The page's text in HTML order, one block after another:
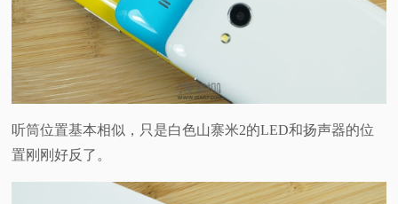
听筒位置基本相似，只是白色山寨米2的LED和扬声器的位
置刚刚好反了。